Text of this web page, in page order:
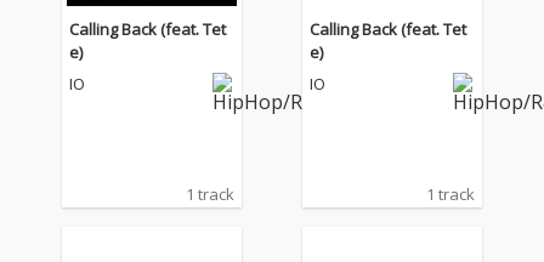
Calling Back (feat. Tet
e)
IO
1 track
Calling Back (feat. Tet
e)
IO
1 track